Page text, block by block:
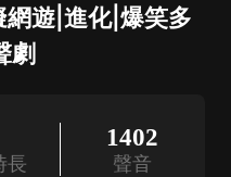
遊|進化|爆笑多
劇
長
1402
聲音